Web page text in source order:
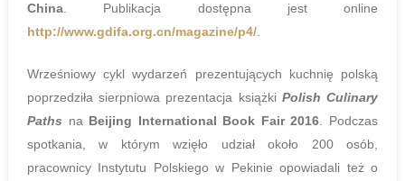
China. Publikacja dostępna jest online
http://www.gdifa.org.cn/magazine/p4/.
Wrześniowy cykl wydarzeń prezentujących kuchnię polską
poprzedziła sierpniowa prezentacja książki Polish Culinary
Paths na Beijing International Book Fair 2016. Podczas
spotkania, w którym wzięło udział około 200 osób,
pracownicy Instytutu Polskiego w Pekinie opowiadali też o